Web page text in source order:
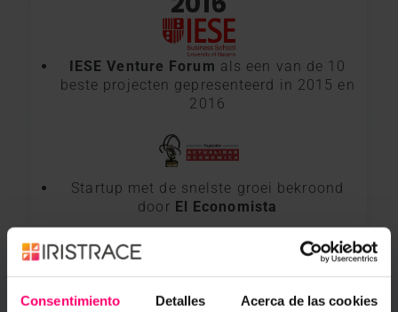
Consentimiento Detalles Acerca de las cookies
IESE Venture Forum als een van de 10
beste projecten gepresenteerd in 2015 en
2016
Startup met de snelste groei bekroond
door El Economista
Winnaar van deBBooster-weekin mei